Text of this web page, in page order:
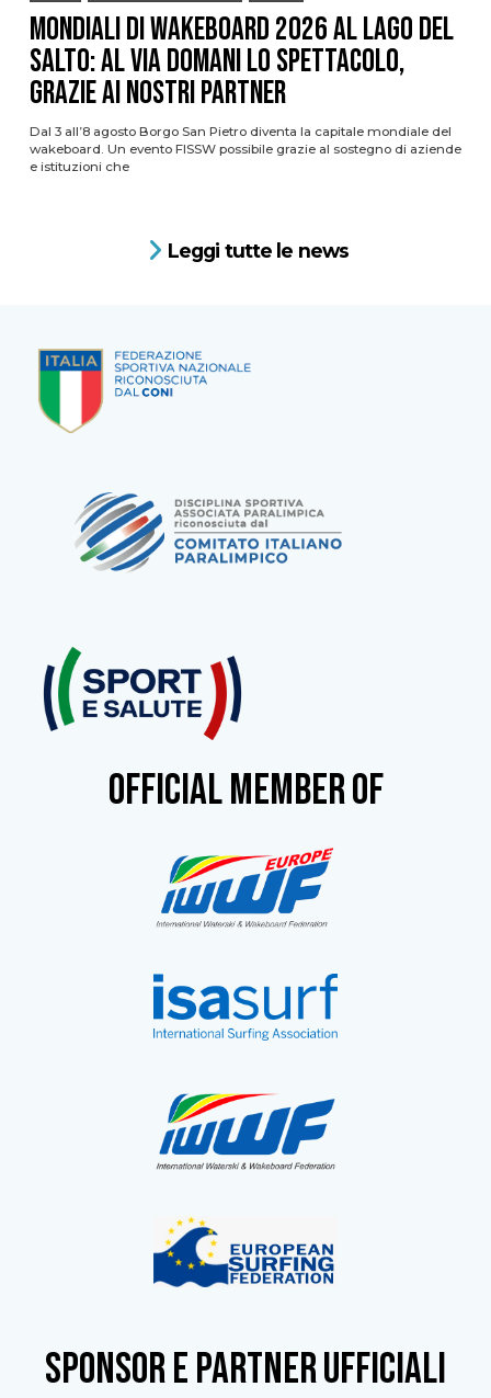
Mondiali di Wakeboard 2026 al Lago del
Salto: al via domani lo spettacolo,
grazie ai nostri Partner
Dal 3 all’8 agosto Borgo San Pietro diventa la capitale mondiale del
wakeboard. Un evento FISSW possibile grazie al sostegno di aziende
e istituzioni che
Leggi tutte le news
OFFICIAL MEMBER OF
SPONSOR e partner ufficiali